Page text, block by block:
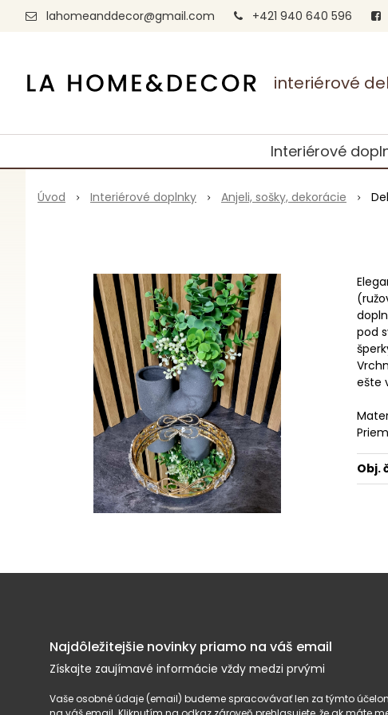
interiérové
lahomeanddecor@gmail.com +421 940 640 596
Interiérové
Úvod Interiérové doplnky Anjeli, sošky, dekorácie
pod
ešte
Obj.
Najdôležitejšie novinky priamo na váš email
Získajte zaujímavé informácie vždy medzi prvými
Vaše osobné údaje (email) budeme spracovávať len za týmto